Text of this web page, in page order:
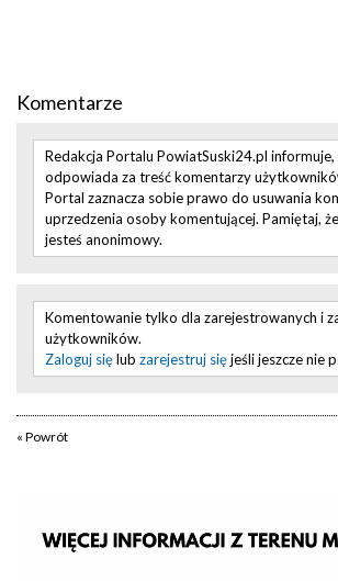
Komentarze
Redakcja Portalu PowiatSuski24.pl informuje,
odpowiada za treść komentarzy
Portal zaznacza sobie prawo do usuwania
uprzedzenia osoby komentującej. Pamiętaj,
jesteś anonimowy.
Komentowanie tylko dla zarejestrowanych i
użytkowników.
Zaloguj sięlub zarejestruj sięjeśli jeszcze nie
« Powrót